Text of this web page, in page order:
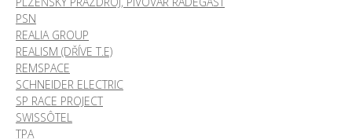
PSN
REALIA GROUP
REALISM (DŘÍVE T.E)
REMSPACE
SCHNEIDER ELECTRIC
SP RACE PROJECT
SWISSÔTEL
TPA